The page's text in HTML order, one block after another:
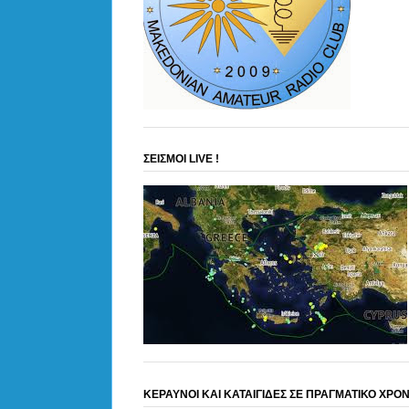
ΣΕΙΣΜΟΙ LIVE !
ΚΕΡΑΥΝΟΙ ΚΑΙ ΚΑΤΑΙΓΙΔΕΣ ΣΕ ΠΡΑΓΜΑΤΙΚΟ